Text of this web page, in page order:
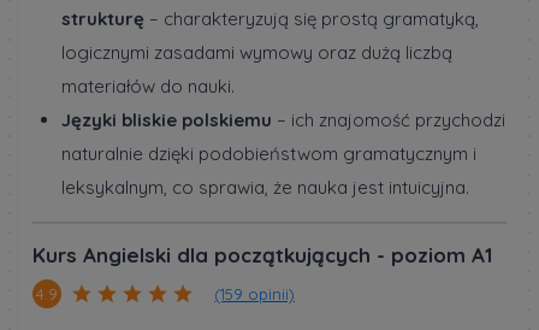
strukturę – charakteryzują się prostą gramatyką,
logicznymi zasadami wymowy oraz dużą liczbą
materiałów do nauki.
Języki bliskie polskiemu – ich znajomość przychodzi
naturalnie dzięki podobieństwom gramatycznym i
leksykalnym, co sprawia, że nauka jest intuicyjna.
Kurs Angielski dla początkujących - poziom A1
4.9 (159 opinii)